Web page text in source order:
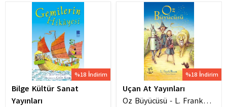
%18 İndirim
Bilge Kültür Sanat
Yayınları
%18 İndirim
Uçan At Yayınları
Oz Büyücüsü - L. Frank